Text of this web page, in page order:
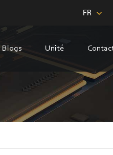
FR
Blogs Unité